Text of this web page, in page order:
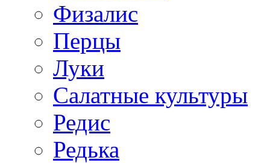
Физалис
Перцы
Луки
Салатные культуры
Редис
Редька